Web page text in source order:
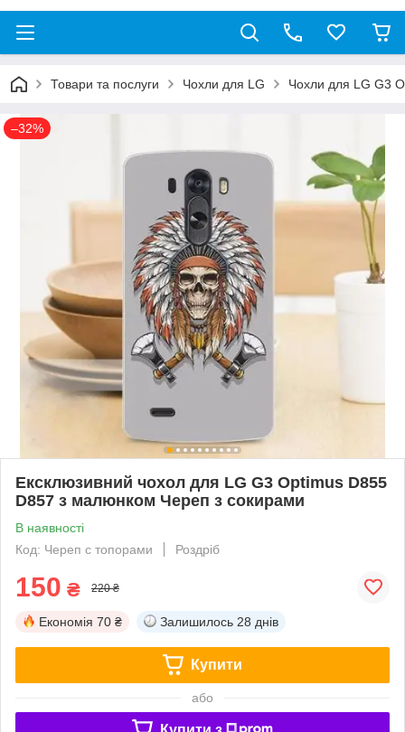
Товари та послуги Чохли для LG Чохли для LG G3
–32%
Ексклюзивний чохол для LG G3 Optimus D855
D857 з малюнком Череп з сокирами
В наявності
Код: Череп с топорами
Роздріб
150 ₴ 220 ₴
Економія 70 ₴ Залишилось 28 днів
Купити
або